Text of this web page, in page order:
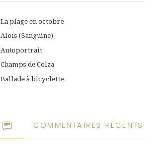
La plage en octobre
Aloïs (Sanguine)
Autoportrait
Champs de Colza
Ballade à bicyclette
COMMENTAIRES RÉCENTS